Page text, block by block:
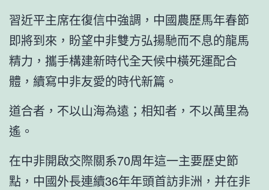
習近平主席在復信中強調，中國農歷馬年春節
即將到來，盼望中非雙方弘揚馳而不息的龍馬
精力，攜手構建新時代全天候中橫死運配合
體，續寫中非友愛的時代新篇。
道合者，不以山海為遠；相知者，不以萬里為
遙。
在中非開啟交際關系70周年這一主要歷史節
點，中國外長連續36年年頭首訪非洲，并在非